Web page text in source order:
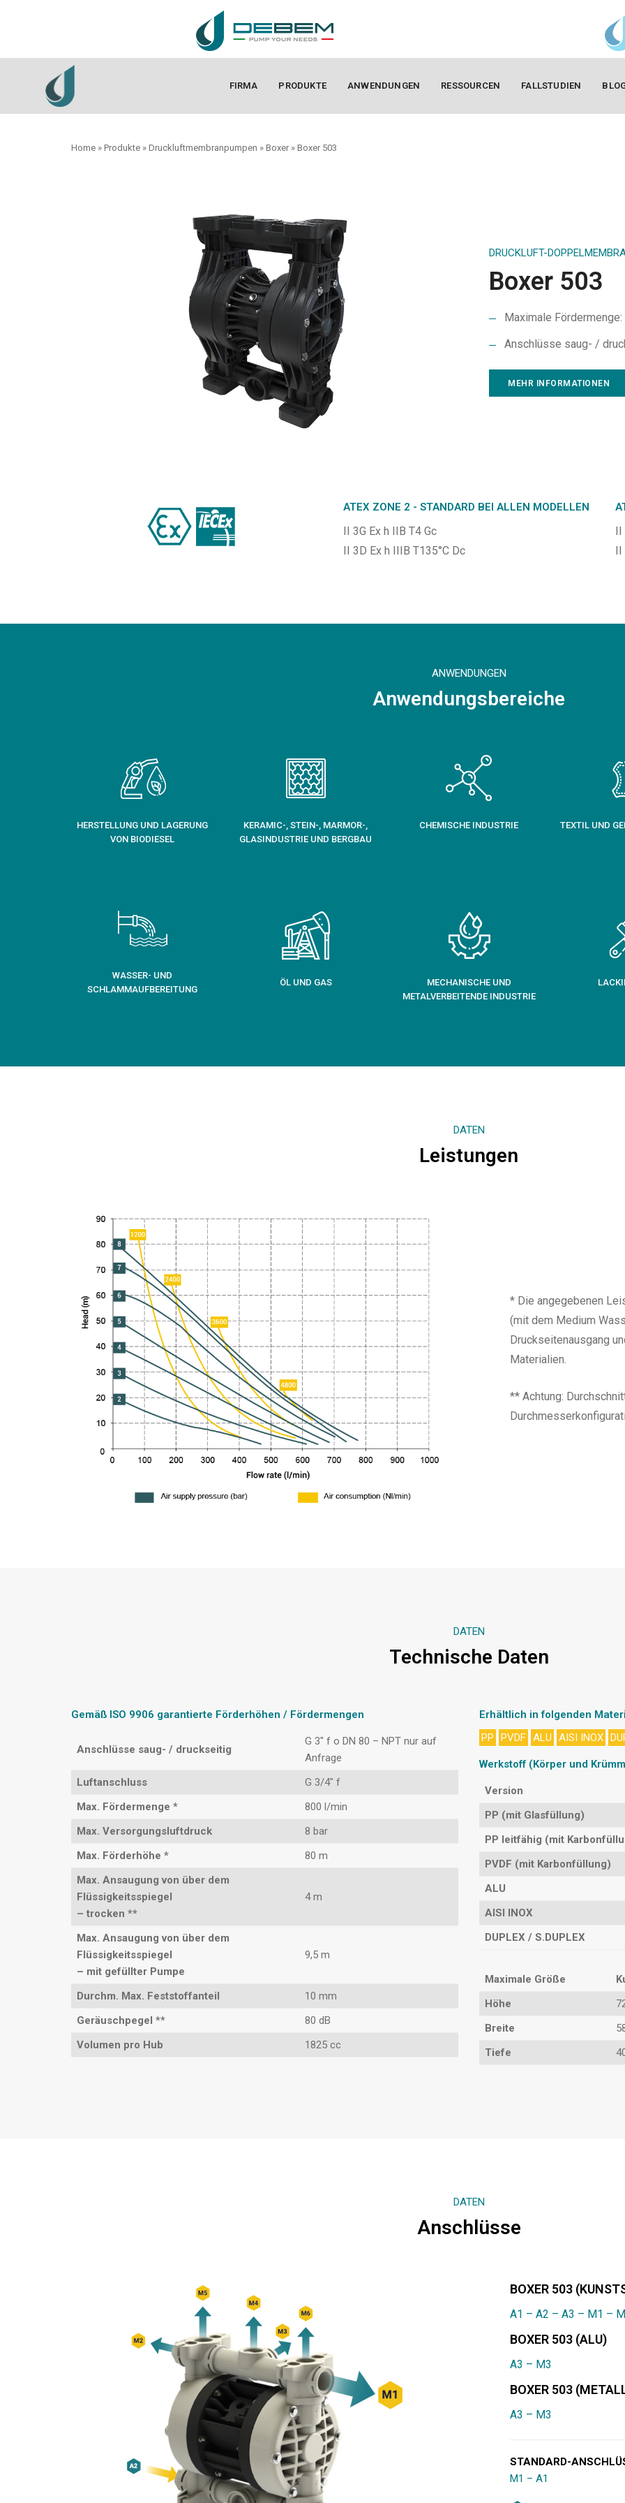
FIRMA PRODUKTE ANWENDUNGEN RESSOURCEN FALLSTUDIEN
Home » Produkte » Druckluftmembranpumpen » Boxer » Boxer 503
DRUCKLUFT-
Boxer 503
Maximale
Anschlüsse saug- /
MEHR INFORMATIONEN
ATEX ZONE 2 - STANDARD BEI ALLEN MODELLEN
II 3G Ex h IIB T4 Gc
II 3D Ex h IIIB T135°C Dc
II
II
ANWENDUNGEN
Anwendungsbereiche
HERSTELLUNG UND LAGERUNG
VON BIODIESEL
KERAMIC-, STEIN-, MARMOR-,
GLASINDUSTRIE UND BERGBAU
CHEMISCHE INDUSTRIE TEXTIL UND
WASSER- UND
SCHLAMMAUFBEREITUNG
ÖL UND GAS
MECHANISCHE UND
METALVERBEITENDE INDUSTRIE
DATEN
Leistungen
* Die angegebenen
(mit dem Medium
Druckseitenausgang
Materialien.
** Achtung:
DATEN
Technische Daten
Gemäß ISO 9906 garantierte Förderhöhen / Fördermengen
Anschlüsse saug- / druckseitig
G 3″ f o DN 80 – NPT nur auf
Anfrage
Luftanschluss
G 3/4″ f
Max. Fördermenge *
800 l/min
Max. Versorgungsluftdruck
8 bar
Max. Förderhöhe *
80 m
Max. Ansaugung von über dem
Flüssigkeitsspiegel
– trocken **
4 m
Max. Ansaugung von über dem
Flüssigkeitsspiegel
– mit gefüllter Pumpe
9,5 m
Durchm. Max. Feststoffanteil
10 mm
Geräuschpegel **
80 dB
Volumen pro Hub
1825 cc
Erhältlich in folgenden
PP
PVDF ALU AISI INOX
Werkstoff (Körper und
Version
PP (mit Glasfüllung)
PP leitfähig (mit
PVDF (mit Karbonfüllung)
ALU
AISI INOX
DUPLEX / S.DUPLEX
Maximale Größe
Höhe
Breite
Tiefe
DATEN
Anschlüsse
BOXER 503
A1 – A2 – A3 – M1 –
BOXER 503 (ALU)
A3 – M3
BOXER 503
A3 – M3
STANDARD-
M1 – A1